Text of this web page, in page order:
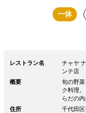
一休
レストラン名
チャヤ
ンテ店
概要
旬の野
ク料理
らだの
住所
千代田